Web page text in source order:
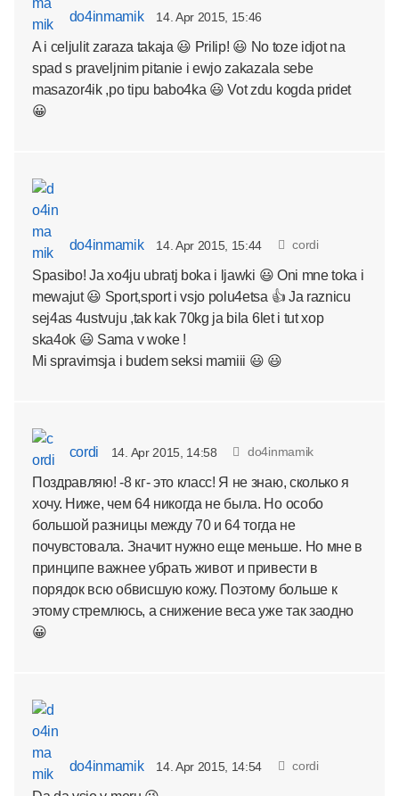
do4inmamik 14. Apr 2015, 15:46
A i celjulit zaraza takaja 😃 Prilip! 😃 No toze idjot na
spad s praveljnim pitanie i ewjo zakazala sebe
masazor4ik ,po tipu babo4ka 😃 Vot zdu kogda pridet
😀
do4inmamik 14. Apr 2015, 15:44 cordi
Spasibo! Ja xo4ju ubratj boka i ljawki 😃 Oni mne toka i
mewajut 😃 Sport,sport i vsjo polu4etsa 👍 Ja raznicu
sej4as 4ustvuju ,tak kak 70kg ja bila 6let i tut xop
ska4ok 😃 Sama v woke !
Mi spravimsja i budem seksi mamiii 😃 😃
cordi 14. Apr 2015, 14:58 do4inmamik
Поздравляю! -8 кг- это класс! Я не знаю, сколько я
хочу. Ниже, чем 64 никогда не была. Но особо
большой разницы между 70 и 64 тогда не
почувстовала. Значит нужно еще меньше. Но мне в
принципе важнее убрать живот и привести в
порядок всю обвисшую кожу. Поэтому больше к
этому стремлюсь, а снижение веса уже так заодно
😀
do4inmamik 14. Apr 2015, 14:54 cordi